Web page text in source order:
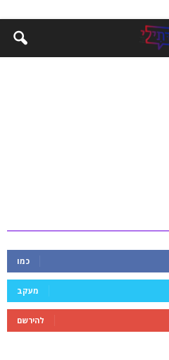
כמו
מעקב
להירשם